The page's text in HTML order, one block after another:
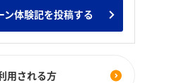
ン体験記を投稿する
用される方